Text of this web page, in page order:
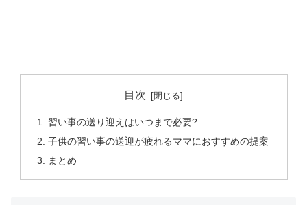
目次
習い事の送り迎えはいつまで必要?
子供の習い事の送迎が疲れるママにおすすめの提案
まとめ